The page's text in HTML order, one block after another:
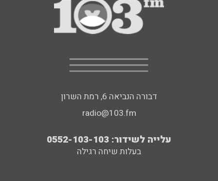
דבורה הנביאה 6, רמת השרון
radio@103.fm
עלייה לשידור: 0552-103-103
בעלות שיחה רגילה